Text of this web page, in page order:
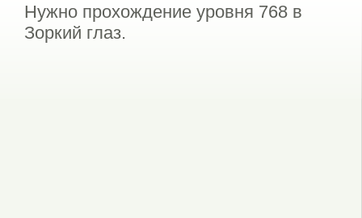
Нужно прохождение уровня 768 в
Зоркий глаз.